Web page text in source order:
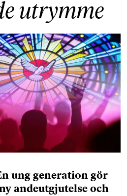
utrymme
ung generation gör
andeutgjutelse och